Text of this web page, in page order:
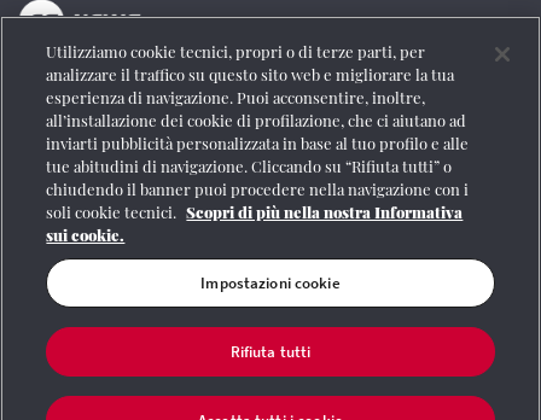
La testata online del Gruppo FS Italiane
Social
Se vuoi contattarci o avere altre informazioni
CONTATTI
Registrazione Tribunale di Roma n° 204/2009
| |Credits | Protezione dei dati personali Partita
Utilizziamo cookie tecnici, propri o di terze parti, per
analizzare il traffico su questo sito web e migliorare la tua
esperienza di navigazione. Puoi acconsentire, inoltre,
all’installazione dei cookie di profilazione, che ci aiutano ad
inviarti pubblicità personalizzata in base al tuo profilo e alle
tue abitudini di navigazione. Cliccando su “Rifiuta tutti” o
chiudendo il banner puoi procedere nella navigazione con i
soli cookie tecnici. Scopri di più nella nostra Informativa
sui cookie.
Impostazioni cookie
Rifiuta tutti